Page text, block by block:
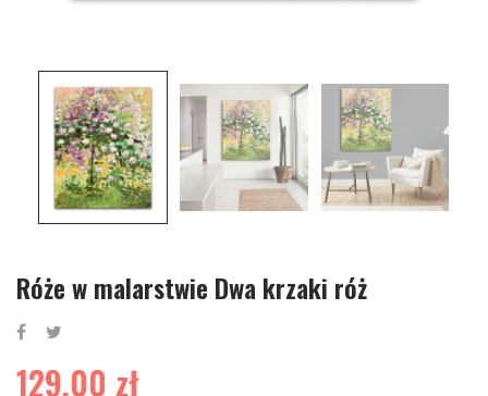
Róże w malarstwie Dwa krzaki róż
129,00 zł